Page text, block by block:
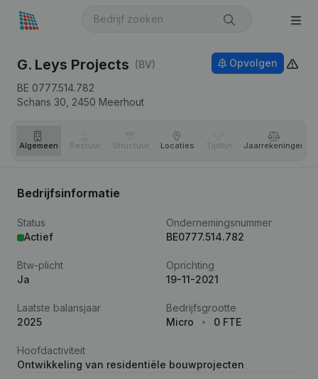
G. Leys Projects (BV)
BE 0777.514.782
Schans 30, 2450 Meerhout
Opvolgen
Algemeen Bestuur Structuur Locaties Tijdlijn Jaar­rekeningen
Bedrijfsinformatie
Status
Actief
Ondernemingsnummer
BE0777.514.782
Btw-plicht
Ja
Oprichting
19-11-2021
Laatste balansjaar
2025
Bedrijfsgrootte
Micro
0 FTE
Hoofdactiviteit
Ontwikkeling van residentiële bouwprojecten